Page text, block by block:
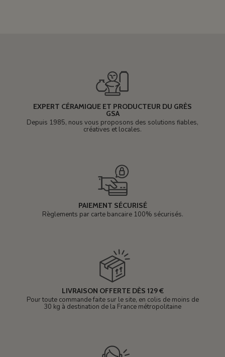
EXPERT CÉRAMIQUE ET PRODUCTEUR DU GRÈS
GSA
Depuis 1985, nous vous proposons des solutions fiables,
créatives et locales.
PAIEMENT SÉCURISÉ
Règlements par carte bancaire 100% sécurisés.
LIVRAISON OFFERTE DÈS 129 €
Pour toute commande faite sur le site, en colis de moins de
30 kg à destination de la France métropolitaine